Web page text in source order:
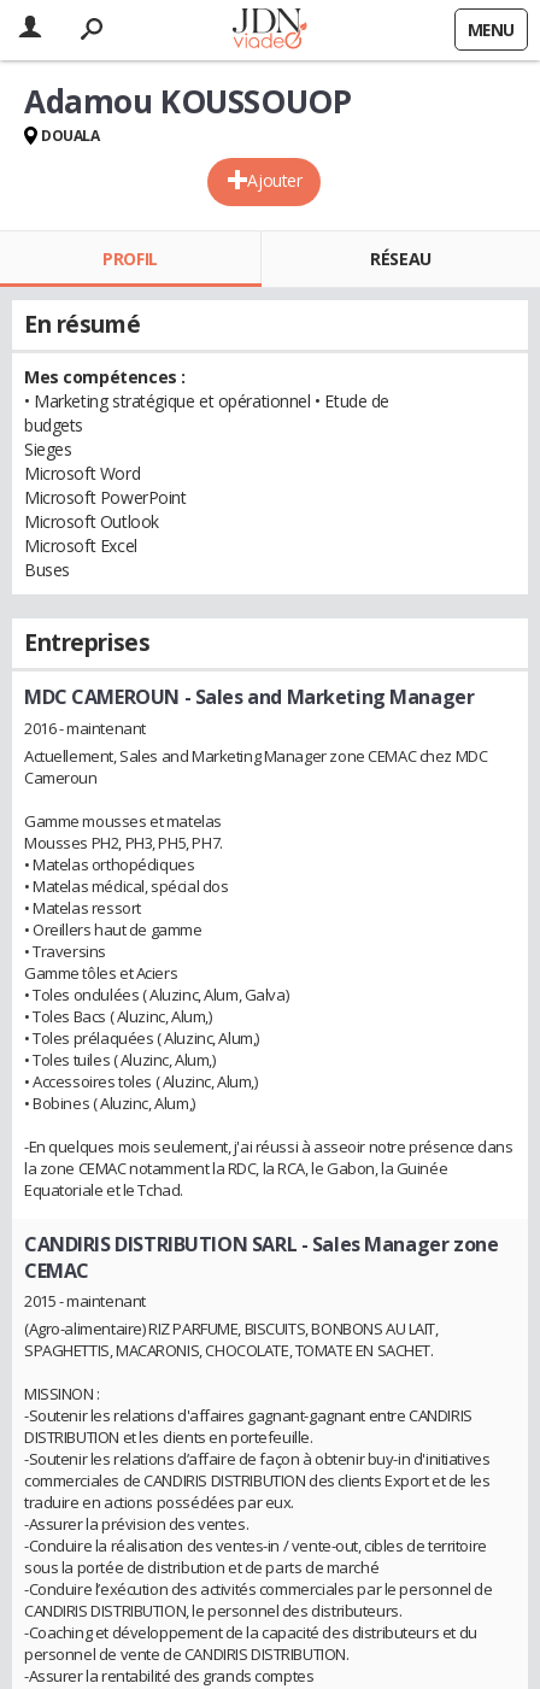
MENU
Ajouter
Adamou KOUSSOUOP
DOUALA
PROFIL RÉSEAU
En résumé
Mes compétences :
• Marketing stratégique et opérationnel • Etude de
budgets
Sieges
Microsoft Word
Microsoft PowerPoint
Microsoft Outlook
Microsoft Excel
Buses
Entreprises
MDC CAMEROUN - Sales and Marketing Manager
2016 - maintenant
Actuellement, Sales and Marketing Manager zone CEMAC chez MDC
Cameroun
Gamme mousses et matelas
Mousses PH2, PH3, PH5, PH7.
• Matelas orthopédiques
• Matelas médical, spécial dos
• Matelas ressort
• Oreillers haut de gamme
• Traversins
Gamme tôles et Aciers
• Toles ondulées ( Aluzinc, Alum, Galva)
• Toles Bacs ( Aluzinc, Alum,)
• Toles prélaquées ( Aluzinc, Alum,)
• Toles tuiles ( Aluzinc, Alum,)
• Accessoires toles ( Aluzinc, Alum,)
• Bobines ( Aluzinc, Alum,)
-En quelques mois seulement, j'ai réussi à asseoir notre présence dans
la zone CEMAC notamment la RDC, la RCA, le Gabon, la Guinée
Equatoriale et le Tchad.
CANDIRIS DISTRIBUTION SARL - Sales Manager zone
CEMAC
2015 - maintenant
(Agro-alimentaire) RIZ PARFUME, BISCUITS, BONBONS AU LAIT,
SPAGHETTIS, MACARONIS, CHOCOLATE, TOMATE EN SACHET.
MISSINON :
-Soutenir les relations d'affaires gagnant-gagnant entre CANDIRIS
DISTRIBUTION et les clients en portefeuille.
-Soutenir les relations d’affaire de façon à obtenir buy-in d'initiatives
commerciales de CANDIRIS DISTRIBUTION des clients Export et de les
traduire en actions possédées par eux.
-Assurer la prévision des ventes.
-Conduire la réalisation des ventes-in / vente-out, cibles de territoire
sous la portée de distribution et de parts de marché
-Conduire l’exécution des activités commerciales par le personnel de
CANDIRIS DISTRIBUTION, le personnel des distributeurs.
-Coaching et développement de la capacité des distributeurs et du
personnel de vente de CANDIRIS DISTRIBUTION.
-Assurer la rentabilité des grands comptes